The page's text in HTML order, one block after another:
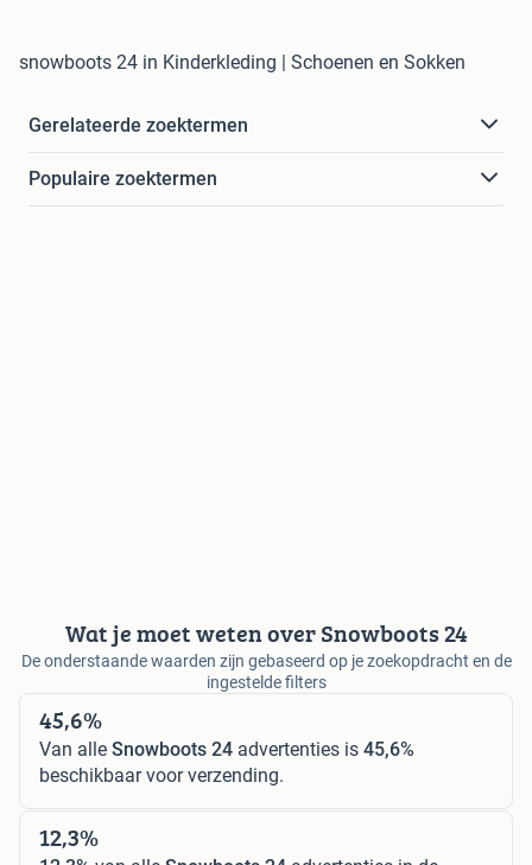
snowboots 24 in Kinderkleding | Schoenen en Sokken
Gerelateerde zoektermen
Populaire zoektermen
Wat je moet weten over Snowboots 24
De onderstaande waarden zijn gebaseerd op je zoekopdracht en de
ingestelde filters
45,6%
Van alle Snowboots 24 advertenties is 45,6%
beschikbaar voor verzending.
12,3%